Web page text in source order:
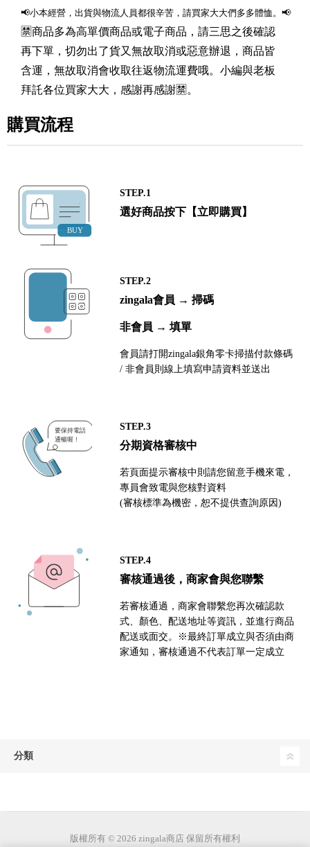
📢小本經營，出貨與物流人員都很辛苦，請買家大大們多多體恤。📢
🈲商品多為高單價商品或電子商品，請三思之後確認
再下單，切勿出了貨又無故取消或惡意辦退，商品皆
含運，無故取消會收取往返物流運費哦。小編與老板
拜託各位買家大大，感謝再感謝🈲。
購買流程
STEP.1
選好商品按下【立即購買】
STEP.2
zingala會員 → 掃碼
非會員 → 填單
會員請打開zingala銀角零卡掃描付款條碼
/ 非會員則線上填寫申請資料並送出
STEP.3
分期資格審核中
若頁面提示審核中則請您留意手機來電，
專員會致電與您核對資料
(審核標準為機密，恕不提供查詢原因)
STEP.4
審核通過後，商家會與您聯繫
若審核通過，商家會聯繫您再次確認款
式、顏色、配送地址等資訊，並進行商品
配送或面交。※最終訂單成立與否須由商
家通知，審核通過不代表訂單一定成立
分類
版權所有 © 2026 zingala商店 保留所有權利